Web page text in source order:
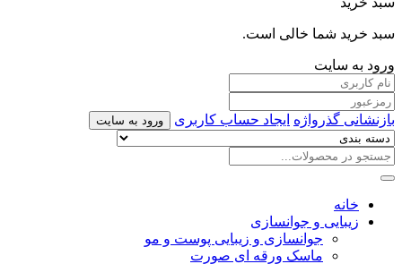
سبد خرید شما خالی است.
ورود به سایت
بازنشانی گذرواژه ایجاد حساب کاربری ورود به سایت
خانه
زیبایی و جوانسازی
جوانسازی و زیبایی پوست و مو
ماسک ورقه ای صورت